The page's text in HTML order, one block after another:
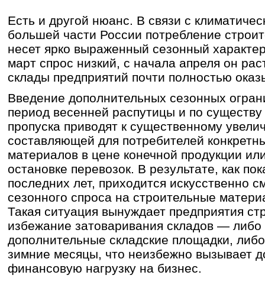
Есть и другой нюанс. В связи с
большей части России потребление
несет ярко выраженный сезонный
март спрос низкий, с начала апреля он
склады предприятий почти полностью
Введение дополнительных сезонных
период весенней распутицы и по
пропуска приводят к существенному
составляющей для потребителей
материалов в цене конечной продукции
остановке перевозок. В результате, как
последних лет, приходится искусственно
сезонного спроса на строительные
Такая ситуация вынуждает предприятия
избежание затоваривания складов — либо
дополнительные складские площадки,
зимние месяцы, что неизбежно вызывает
финансовую нагрузку на бизнес.